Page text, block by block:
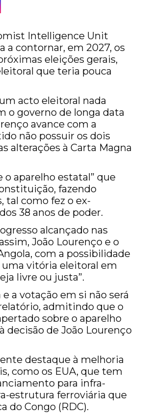
Intelligence Unit
a contornar, em 2027, os
eleições gerais,
que teria pouca
acto eleitoral nada
o governo de longa data
avance com a
não possuir os dois
alterações à Carta Magna
o aparelho estatal” que
fazendo
tal como fez o ex-
38 anos de poder.
alcançado nas
João Lourenço e o
com a possibilidade
vitória eleitoral em
livre ou justa”.
a votação em si não será
admitindo que o
sobre o aparelho
decisão de João Lourenço
destaque à melhoria
como os EUA, que tem
para infra-
estrutura ferroviária que
do Congo (RDC).